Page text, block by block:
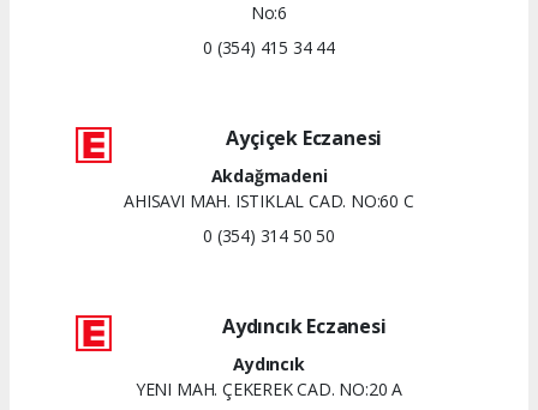
No:6
0 (354) 415 34 44
Ayçiçek Eczanesi
Akdağmadeni
AHISAVI MAH. ISTIKLAL CAD. NO:60 C
0 (354) 314 50 50
Aydıncık Eczanesi
Aydıncık
YENI MAH. ÇEKEREK CAD. NO:20 A